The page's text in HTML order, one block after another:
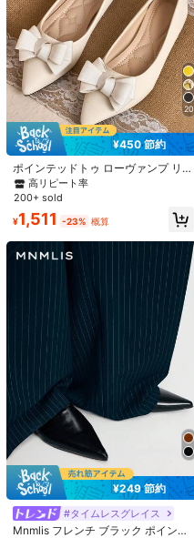
5
¥414 節約
2026年春夏新作 フレンチスタイル
ポインテッドトゥ ローヴァンプ スリ
ッポン レディース ソフトソール フ
ェアリースタイル 万能 フラットシュ
ーズ スカート 通勤 仕事用 ブラック
#1 ベストセラー 快適 レディースフラットシューズ
高リピート率
#1 ベストセラー
高リピート率 売り切れ間近！
#1 ベストセラー
高リピート率 売り切れ間近！
#1 ベストセラー 快適 レディースフラットシューズ
売り切れ間近！
1.8k+ sold
¥1,760 -19%
9
¥341 節約
20
¥450 節約
ポインテッドトゥ ローヴァンプ リボ
ン フラットシューズ、繊細なサテン
生地 ソフトで高級感のある、多用途
高リピート率
200+ sold
¥1,511 -23% 概算
¥249 節約
#タイムレスグレイス
Mnmlis フレンチ ブラック ポインテ